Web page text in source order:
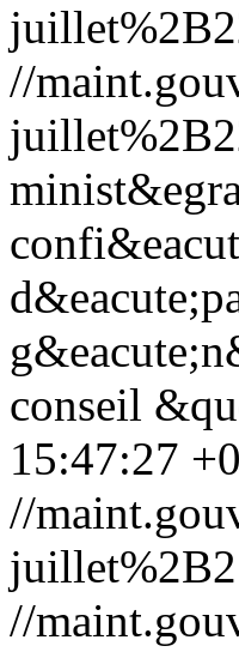
//
conseil
15:47:27
//
//